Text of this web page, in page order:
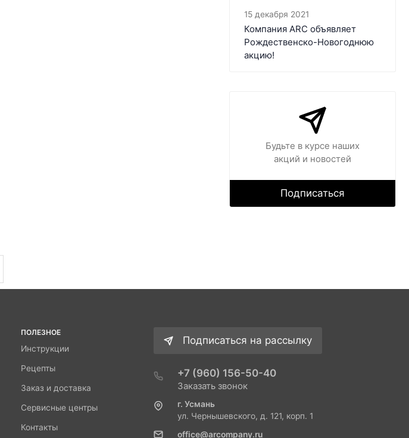
15 декабря 2021
Компания ARC объявляет
Рождественско-Новогоднюю
акцию!
Будьте в курсе наших
акций и новостей
Подписаться
ПОЛЕЗНОЕ
Инструкции
Рецепты
Заказ и доставка
Сервисные центры
Контакты
Подписаться на рассылку
+7 (960) 156-50-40
Заказать звонок
г. Усмань
ул. Чернышевского, д. 121, корп. 1
office@arcompany.ru